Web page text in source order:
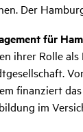
Der
für
ihrer Rolle
finanziert
im